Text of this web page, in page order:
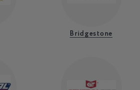
Bridgestone